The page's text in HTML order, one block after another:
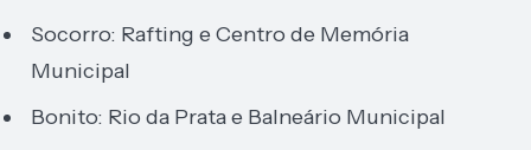
Socorro: Rafting e Centro de Memória
Municipal
Bonito: Rio da Prata e Balneário Municipal